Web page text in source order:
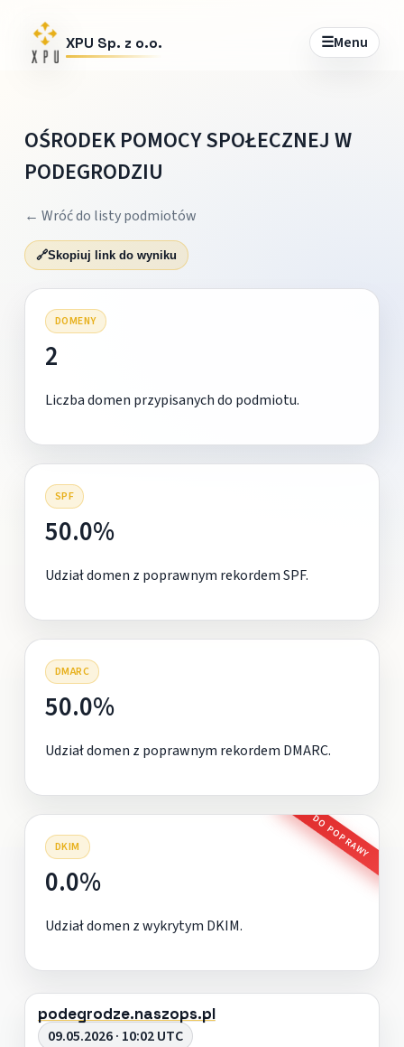
XPU Sp. z o.o. ☰Menu
OŚRODEK POMOCY SPOŁECZNEJ W
PODEGRODZIU
← Wróć do listy podmiotów
🔗Skopiuj link do wyniku
DOMENY
2
Liczba domen przypisanych do podmiotu.
SPF
50.0%
Udział domen z poprawnym rekordem SPF.
DMARC
50.0%
Udział domen z poprawnym rekordem DMARC.
DKIM DO POPRAWY
0.0%
Udział domen z wykrytym DKIM.
podegrodze.naszops.pl
09.05.2026 · 10:02 UTC